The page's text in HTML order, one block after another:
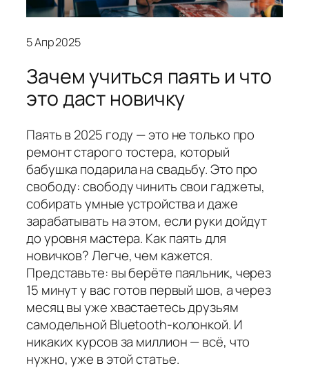
5 Апр 2025
Зачем учиться паять и что
это даст новичку
Паять в 2025 году — это не только про
ремонт старого тостера, который
бабушка подарила на свадьбу. Это про
свободу: свободу чинить свои гаджеты,
собирать умные устройства и даже
зарабатывать на этом, если руки дойдут
до уровня мастера. Как паять для
новичков? Легче, чем кажется.
Представьте: вы берёте паяльник, через
15 минут у вас готов первый шов, а через
месяц вы уже хвастаетесь друзьям
самодельной Bluetooth-колонкой. И
никаких курсов за миллион — всё, что
нужно, уже в этой статье.